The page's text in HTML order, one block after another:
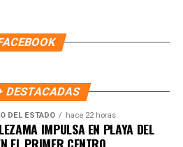
noticias al instante
DESTACADAS
DEL ESTADO hace 22 horas
IMPULSA EN PLAYA DEL
EL PRIMER CENTRO